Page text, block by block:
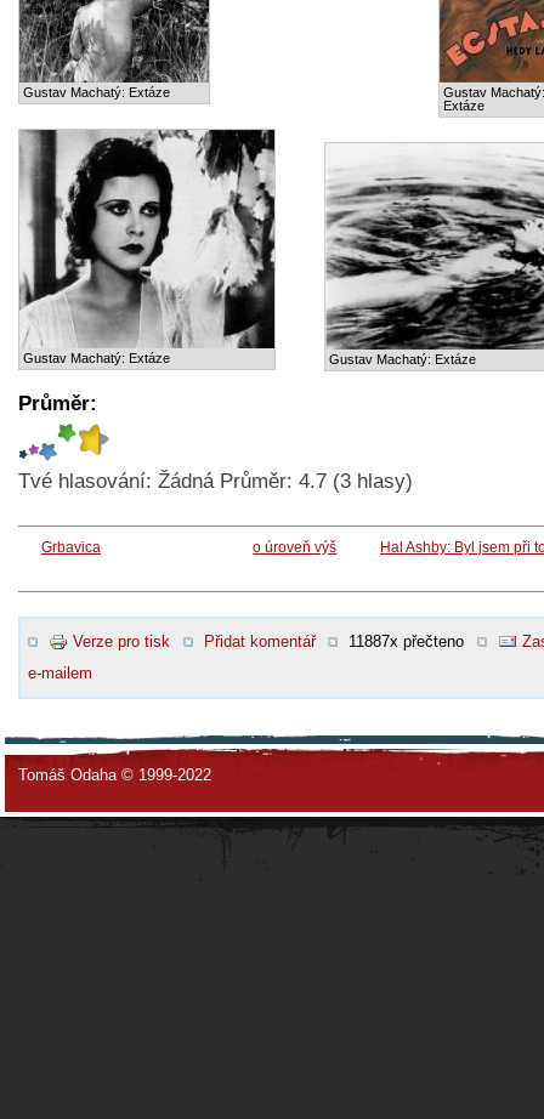
Gustav Machatý: Extáze
Gustav Machatý:
Extáze
Gustav Machatý: Extáze Gustav Machatý: Extáze
Průměr:
Tvé hlasování: Žádná Průměr: 4.7 (3 hlasy)
Grbavica o úroveň výš Hal Ashby: Byl jsem při
Verze pro tisk Přidat komentář 11887x přečteno
e-mailem
Tomáš Odaha © 1999-2022